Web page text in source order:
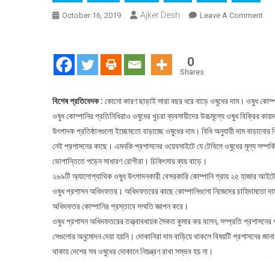
October 16, 2019 Ajker Desh Leave A CommentOn
0
Shares
বিশেষ প্রতিবেদক : কোনো কারণ ছাড়াই সারা বছর ধরে বাড়ে ওষুধের দাম। ওষুধ
ওষুধ কোম্পানির প্রতিনিধিরাও ওষুধের খুচরা ব্যবসায়ীদের উচ্চমূল্যে ওষুধ বিক্রির
উৎপাদক প্রতিষ্ঠানগুলো ইচ্ছেমতো বাড়াচ্ছে ওষুধের দাম। বিধি অনুযায়ী দাম
নেই প্রশাসনের কাছে। এমনকি প্রশাসনের ওয়েবসাইটে যে টেবিলে ওষুধের মূল্য
ভোগান্তিতে পড়েন সাধারণ রোগীরা। চিকিৎসায় ব্যয় বাড়ে।
২৬৯টি অ্যালোপ্যাথিক ওষুধ উৎপাদনকারী বেসরকারি কোম্পানি প্রায় ২৫ হাজার
ওষুধ প্রশাসন অধিদফতর। অধিদফতরের কাছে কোম্পানিগুলো নিজেদের চাহিদামতো
অধিদফতর কোম্পানির প্রস্তাবে সম্মতি জ্ঞাপন করে।
ওষুধ প্রশাসন অধিদফতরের তত্ত্বাবধায়ক সৈকত কুমার কর বলেন, সম্প্রতি প্রশাসনের
সেগুলোর অনুমোদন দেয়া হয়নি। দোকানিরা দাম বাড়িয়ে থাকলে বিষয়টি
থাকায় দেশের সব ওষুধের দোকানে নিয়ন্ত্রণ রাখা সম্ভব হয় না।